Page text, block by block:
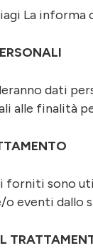
La
dati
alle finalità
forniti sono
eventi dallo